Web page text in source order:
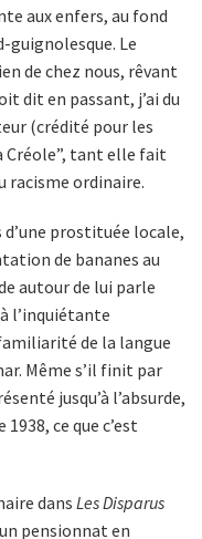
aux enfers, au fond
guignolesque. Le
de chez nous, rêvant
dit en passant, j’ai du
(crédité pour les
Créole”, tant elle fait
racisme ordinaire.
d’une prostituée locale,
de bananes au
autour de lui parle
l’inquiétante
de la langue
Même s’il finit par
jusqu’à l’absurde,
ce que c’est
dans Les Disparus
pensionnat en